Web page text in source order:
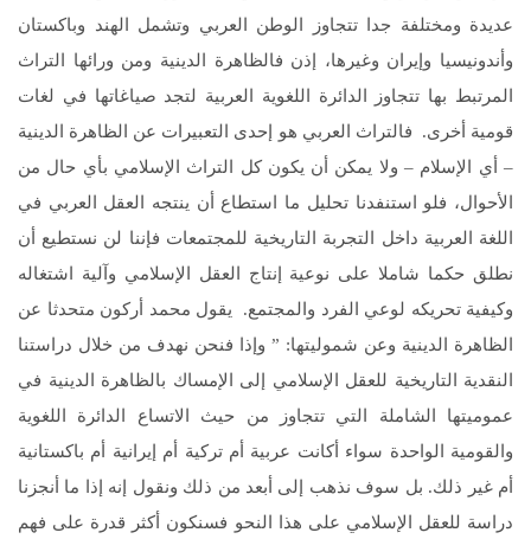
عديدة ومختلفة جدا تتجاوز الوطن العربي وتشمل الهند وباكستان
وأندونيسيا وإيران وغيرها، إذن فالظاهرة الدينية ومن ورائها التراث
المرتبط بها تتجاوز الدائرة اللغوية العربية لتجد صياغاتها في لغات
قومية أخرى. فالتراث العربي هو إحدى التعبيرات عن الظاهرة الدينية
– أي الإسلام – ولا يمكن أن يكون كل التراث الإسلامي بأي حال من
الأحوال، فلو استنفدنا تحليل ما استطاع أن ينتجه العقل العربي في
اللغة العربية داخل التجربة التاريخية للمجتمعات فإننا لن نستطيع أن
نطلق حكما شاملا على نوعية إنتاج العقل الإسلامي وآلية اشتغاله
وكيفية تحريكه لوعي الفرد والمجتمع. يقول محمد أركون متحدثا عن
الظاهرة الدينية وعن شموليتها: ” وإذا فنحن نهدف من خلال دراستنا
النقدية التاريخية للعقل الإسلامي إلى الإمساك بالظاهرة الدينية في
عموميتها الشاملة التي تتجاوز من حيث الاتساع الدائرة اللغوية
والقومية الواحدة سواء أكانت عربية أم تركية أم إيرانية أم باكستانية
أم غير ذلك. بل سوف نذهب إلى أبعد من ذلك ونقول إنه إذا ما أنجزنا
دراسة للعقل الإسلامي على هذا النحو فسنكون أكثر قدرة على فهم